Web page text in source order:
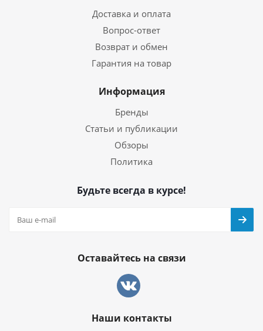
Доставка и оплата
Вопрос-ответ
Возврат и обмен
Гарантия на товар
Информация
Бренды
Статьи и публикации
Обзоры
Политика
Будьте всегда в курсе!
Оставайтесь на связи
Наши контакты